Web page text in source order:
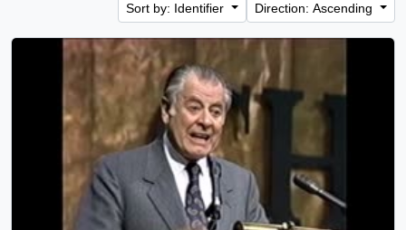
Sort by: Identifier
Direction: Ascending